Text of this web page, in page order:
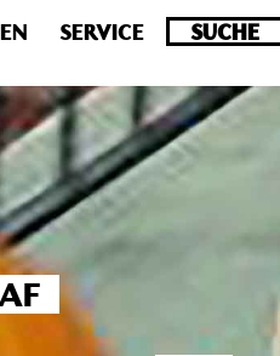
in
/
SERVICE